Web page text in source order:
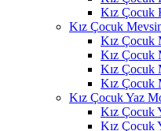
Kız Çocuk
Kız Çocuk
Kız Çocuk
Kız Çocuk
Kız Çocuk
Kız Çocuk
Kız Çocuk Yaz
Kız Çocuk
Kız Çocuk